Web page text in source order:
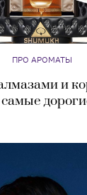
ПРО АРОМАТЫ
и
самые